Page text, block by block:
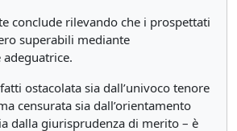
conclude rilevando che i prospettati
superabili mediante
adeguatrice.
ostacolata sia dall’univoco tenore
censurata sia dall’orientamento
dalla giurisprudenza di merito – è